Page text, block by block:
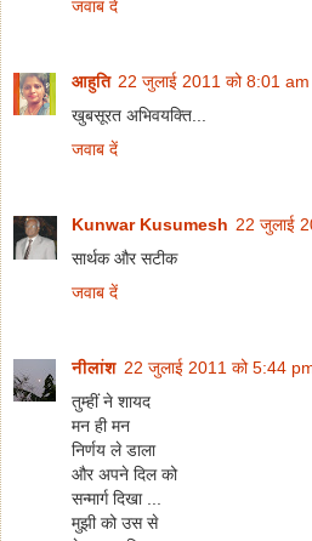
जवाब दें
आहुति 22 जुलाई 2011 को 8:01
खुबसूरत अभिवयक्ति...
जवाब दें
Kunwar Kusumesh 22 जुलाई
सार्थक और सटीक
जवाब दें
नीलांश 22 जुलाई 2011 को 5:44
तुम्हीं ने शायद
मन ही मन
निर्णय ले डाला
और अपने दिल को
सन्मार्ग दिखा ...
मुझी को उस से